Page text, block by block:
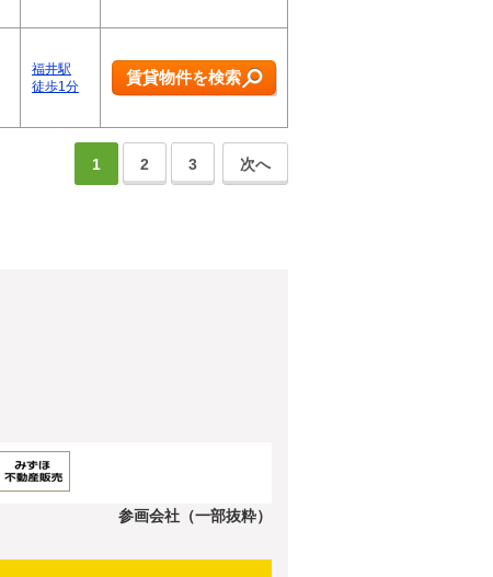
福井駅
徒歩1分
賃貸物件を検索
1 2 3 次へ
参画会社（一部抜粋）